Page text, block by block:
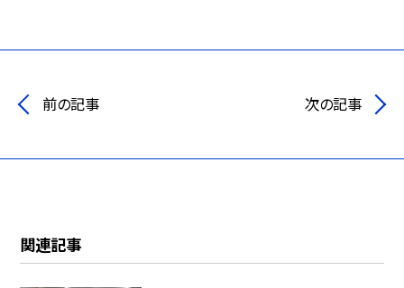
前の記事 次の記事
関連記事